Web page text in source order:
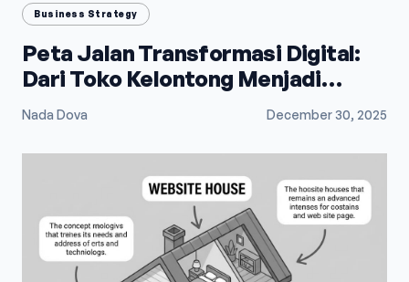
Business Strategy
Peta Jalan Transformasi Digital:
Dari Toko Kelontong Menjadi
Raksasa E-Commerce
Nada Dova December 30, 2025